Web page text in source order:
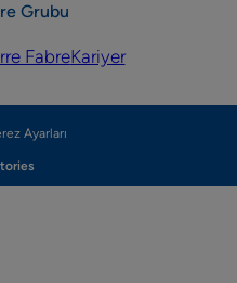
Grubu
FabreKariyer
Ayarları